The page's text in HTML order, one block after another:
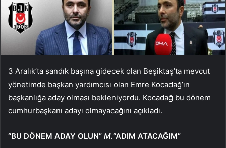
3 Aralık’ta sandık başına gidecek olan Beşiktaş’ta mevcut
yönetimde başkan yardımcısı olan Emre Kocadağ’ın
başkanlığa aday olması bekleniyordu. Kocadağ bu dönem
cumhurbaşkanı adayı olmayacağını açıkladı.
“BU DÖNEM ADAY OLUN” M.“ADIM ATACAĞIM”